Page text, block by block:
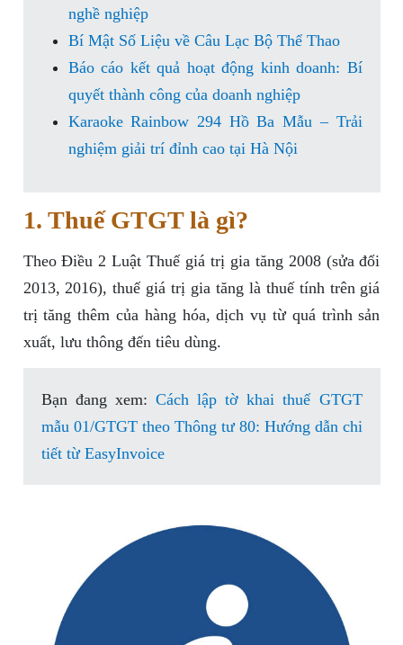
nghề nghiệp
Bí Mật Số Liệu về Câu Lạc Bộ Thể Thao
Báo cáo kết quả hoạt động kinh doanh: Bí
quyết thành công của doanh nghiệp
Karaoke Rainbow 294 Hồ Ba Mẫu – Trải
nghiệm giải trí đỉnh cao tại Hà Nội
1. Thuế GTGT là gì?
Theo Điều 2 Luật Thuế giá trị gia tăng 2008 (sửa đổi
2013, 2016), thuế giá trị gia tăng là thuế tính trên giá
trị tăng thêm của hàng hóa, dịch vụ từ quá trình sản
xuất, lưu thông đến tiêu dùng.
Bạn đang xem: Cách lập tờ khai thuế GTGT
mẫu 01/GTGT theo Thông tư 80: Hướng dẫn chi
tiết từ EasyInvoice